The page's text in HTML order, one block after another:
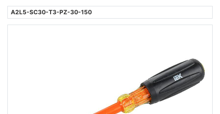
A2L5-SC30-T3-PZ-30-150